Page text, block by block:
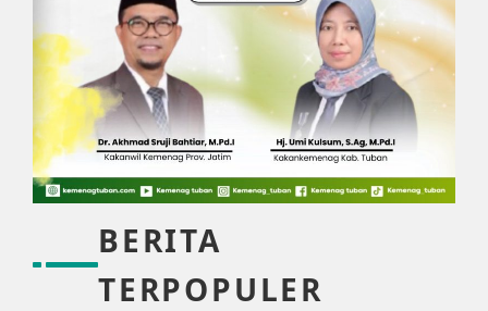
BERITA
TERPOPULER